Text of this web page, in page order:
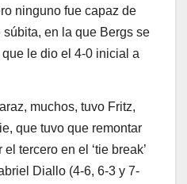
ninguno fue capaz de
en la que Bergs se
le dio el 4-0 inicial a
muchos, tuvo Fritz,
que tuvo que remontar
tercero en el ‘tie break’
Diallo (4-6, 6-3 y 7-